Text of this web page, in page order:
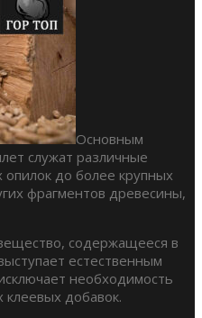
Основным
служат различные
до более крупных
фрагментов древесины,
содержащееся в
естественным
необходимость
клеевых добавок.